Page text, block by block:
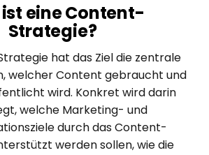
eine Content-
Strategie?
hat das Ziel die zentrale
welcher Content gebraucht und
wird. Konkret wird darin
welche Marketing- und
durch das Content-
werden sollen, wie die